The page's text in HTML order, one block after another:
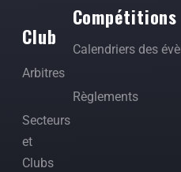
Club
Arbitres
Secteurs
et
Clubs
Compétitions
Calendriers des
Règlements